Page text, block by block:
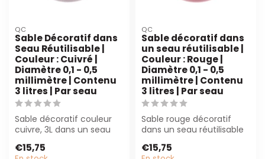
QC
Sable Décoratif dans
Seau Réutilisable |
Couleur : Cuivré |
Diamètre 0,1 - 0,5
millimètre | Contenu
3 litres | Par seau
Sable décoratif couleur
cuivre, 3L dans un seau
les f...
€15,75
QC
Sable décoratif dans
un seau réutilisable |
Couleur : Rouge |
Diamètre 0,1 - 0,5
millimètre | Contenu
3 litres | Par seau
Sable rouge décoratif
dans un seau réutilisable
granulométrie de 0...
€15,75